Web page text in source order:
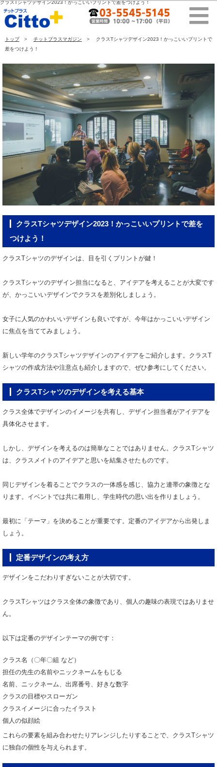
クラスTシャツデザイン2023！かっこいいプリントで差をつけよう！
トップ チットプラスマガジン
クラスTシャツデザイン2023！かっこいいプリントで
差をつけよう！
クラスTシャツデザイン2023！かっこいいプリントで差を
つけよう！
クラスTシャツのデザインは、目を引くプリントが鍵！
クラスTシャツのデザイン担当になると、アイデアを考えることが大変です
が、かっこいいデザインでクラスを差別化しましょう。
女子に人気のかわいいデザインも良いですが、今年はかっこいいデザイン
に焦点を当ててみましょう。
新しい学年のクラスTシャツデザインのアイデアをご紹介します。クラスT
シャツの作成方法や注意点も紹介しますので、ぜひ参考にしてください。
クラスTシャツのデザインを考える基本
クラス全体でデザインのイメージを共有し、デザイン担当者がアイデアを
具体化させます。
しかし、デザインを考えるのは簡単なことではありません。クラスTシャツ
は、クラスメイトのアイデアと思いを結集させたものです。
同じデザインを着ることでクラスの一体感を感じ、協力と連帯の象徴とな
ります。イベントでは共に着用し、学生時代の思い出を作りましょう。
最初に「テーマ」を決めることが重要です。定番のアイデアから出発しま
しょう。
定番デザインの考え方
デザインをこだわりすぎないことが大切です。
クラスTシャツはクラス全体の象徴であり、個人の趣味の表現ではありませ
ん。
以下は定番のデザインテーマの例です：
クラス名（〇年〇組 など）
担任の先生の名前やニックネームをもじる
名前、ニックネーム、出席番号、好きな数字
クラスの目標やスローガン
クラスイメージに合ったイラスト
個人の似顔絵
これらの要素を組み合わせたりアレンジしたりすることで、クラスTシャツ
に独自の個性を与えられます。